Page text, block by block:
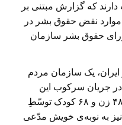
که گزارش مبتنی بر
موارد نقض حقوق بشر در
حقوق بشر سازمان
یک سازمان مردم
در جریان سرکوب این
خیزش دست‌کم ۵۳۷ نفر از جمله ۴۸ زن و ۶۸ کودک توسّطِ
به نوبه‌ی خویش مدّعی